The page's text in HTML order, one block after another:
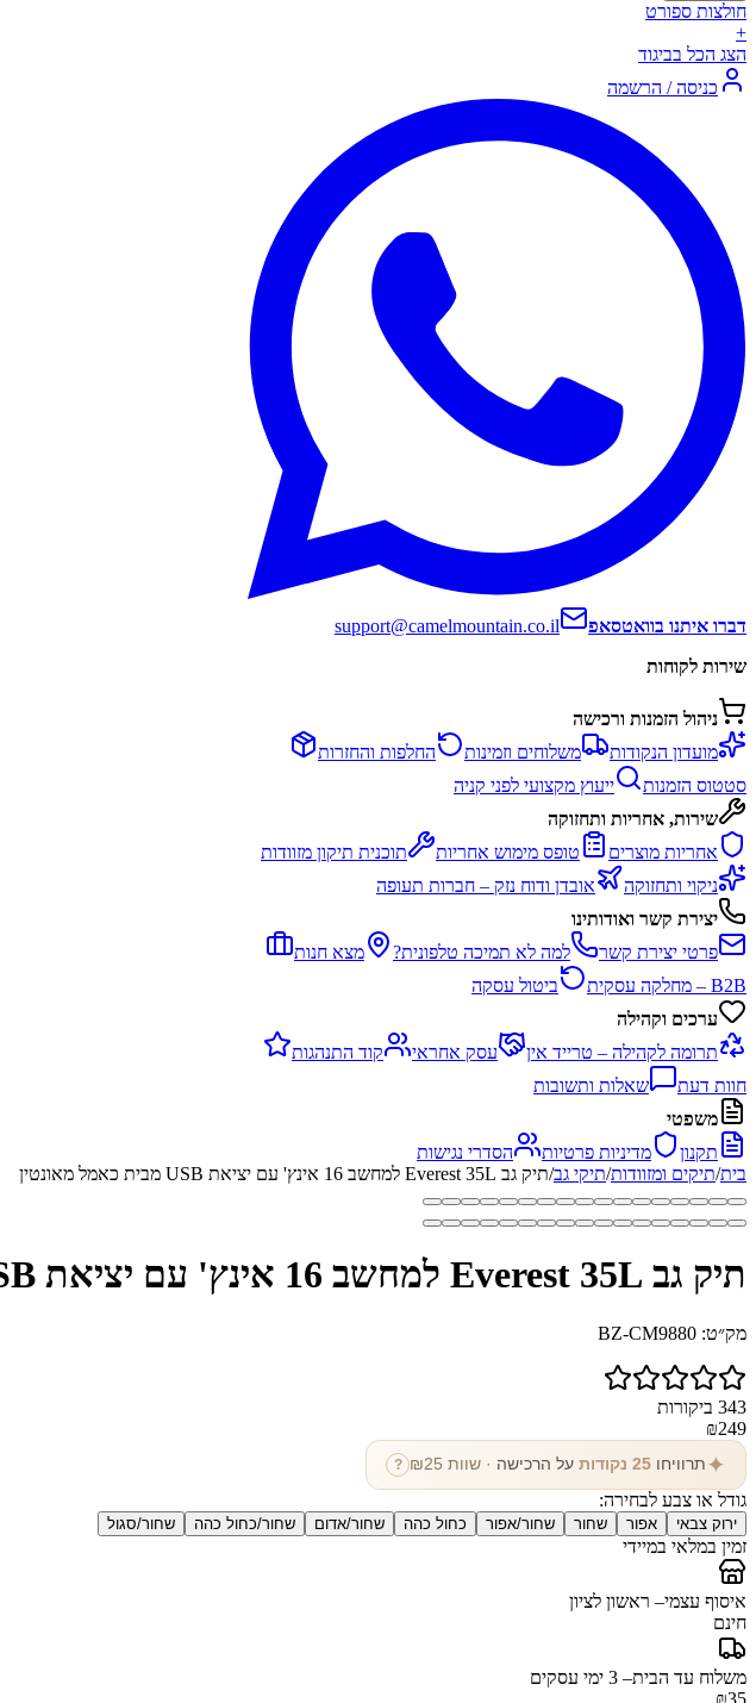
חולצות ספורט
+
הצג הכל בביגוד
כניסה / הרשמה
דברו איתנו בוואטסאפ
support@camelmountain.co.il
שירות לקוחות
ניהול הזמנות ורכישה
מועדון הנקודות
משלוחים וזמינות
החלפות והחזרות
סטטוס הזמנות
ייעוץ מקצועי לפני קניה
שירות, אחריות ותחזוקה
אחריות מוצרים
טופס מימוש אחריות
תוכנית תיקון מזוודות
ניקוי ותחזוקה
אובדן ודוח נזק – חברות תעופה
יצירת קשר ואודותינו
פרטי יצירת קשר
למה לא תמיכה טלפונית?
מצא חנות
B2B – מחלקה עסקית
ביטול עסקה
ערכים וקהילה
תרומה לקהילה – טרייד אין
עסק אחראי
קוד התנהגות
חוות דעת
שאלות ותשובות
משפטי
תקנון
מדיניות פרטיות
הסדרי נגישות
בית/תיקים ומזוודות/תיקי גב/תיק גב Everest 35L למחשב 16 אינץ' עם יציאת USB מבית כאמל מאונטין
תיק גב Everest 35L למחשב 16 אינץ' עם יציאת USB מבית כאמל מאונטין
מק״ט: BZ-CM9880
343 ביקורות
₪249
✦ תרוויחו 25 נקודות על הרכישה · שוות ₪ 25
?
גודל או צבע לבחירה:
ירוק צבאי אפור שחור שחור/אפור כחול כהה שחור/אדום שחור/כחול כהה שחור/סגול
זמין במלאי במיידי
איסוף עצמי– ראשון לציון
חינם
משלוח עד הבית–
3 ימי עסקים
₪35